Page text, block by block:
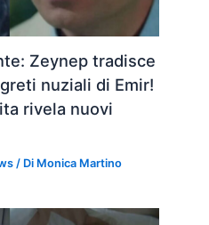
Zeynep tradisce
nuziali di Emir!
rivela nuovi
/ Di Monica Martino